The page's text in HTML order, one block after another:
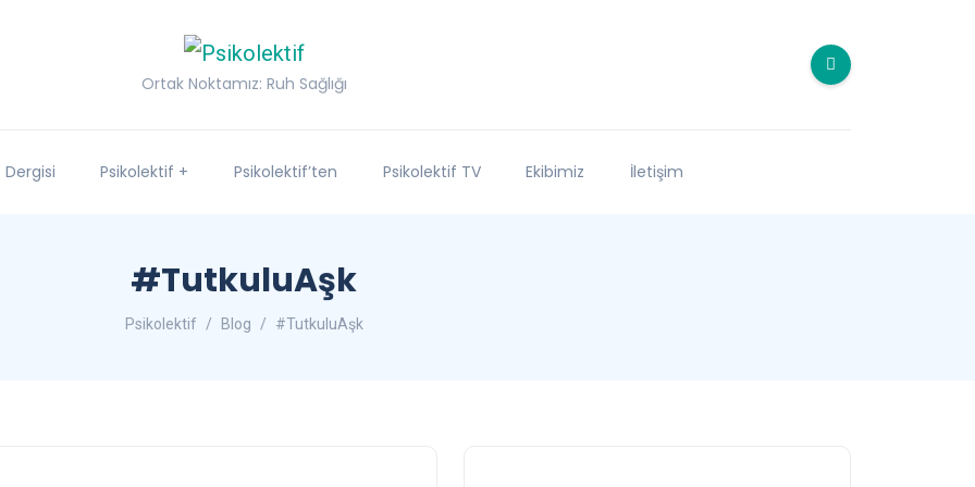
Ortak Noktamız: Ruh Sağlığı
Psikolektif + Psikolektif’ten Psikolektif TV Ekibimiz İletişim
#TutkuluAşk
Psikolektif Blog #TutkuluAşk